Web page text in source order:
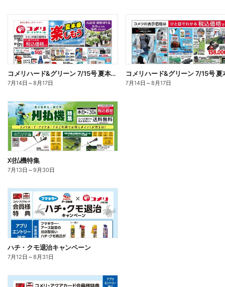
コメリハード&グリーン 7/15号 夏本番を楽しもう オモテ
7月14日 ～8月17日 7月14日 ～8月17日
刈払機特集
7月13日 ～9月30日
ハチ・クモ退治キャンペーン
7月12日 ～8月31日